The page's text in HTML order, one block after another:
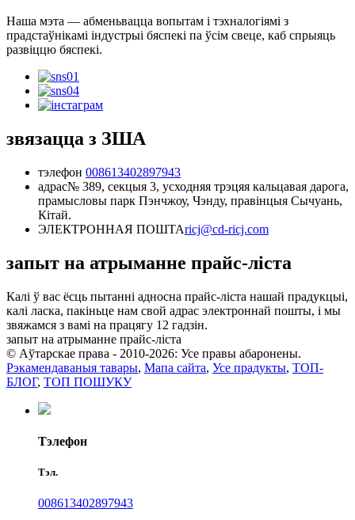
Наша мэта — абменьвацца вопытам і тэхналогіямі з
прадстаўнікамі індустрыі бяспекі па ўсім свеце, каб спрыяць
развіццю бяспекі.
звязацца з ЗША
тэлефон 008613402897943
адрас№ 389, секцыя 3, усходняя трэцяя кальцавая дарога,
прамысловы парк Пэнчжоу, Чэнду, правінцыя Сычуань,
Кітай.
ЭЛЕКТРОННАЯ ПОШТАricj@cd-ricj.com
запыт на атрыманне прайс-ліста
Калі ў вас ёсць пытанні адносна прайс-ліста нашай прадукцыі,
калі ласка, пакіньце нам свой адрас электроннай пошты, і мы
звяжамся з вамі на працягу 12 гадзін.
запыт на атрыманне прайс-ліста
© Аўтарскае права - 2010-2026: Усе правы абаронены.
Рэкамендаваныя тавары, Мапа сайта, Усе прадукты, ТОП-
БЛОГ, ТОП ПОШУКУ
Тэлефон
Тэл.
008613402897943